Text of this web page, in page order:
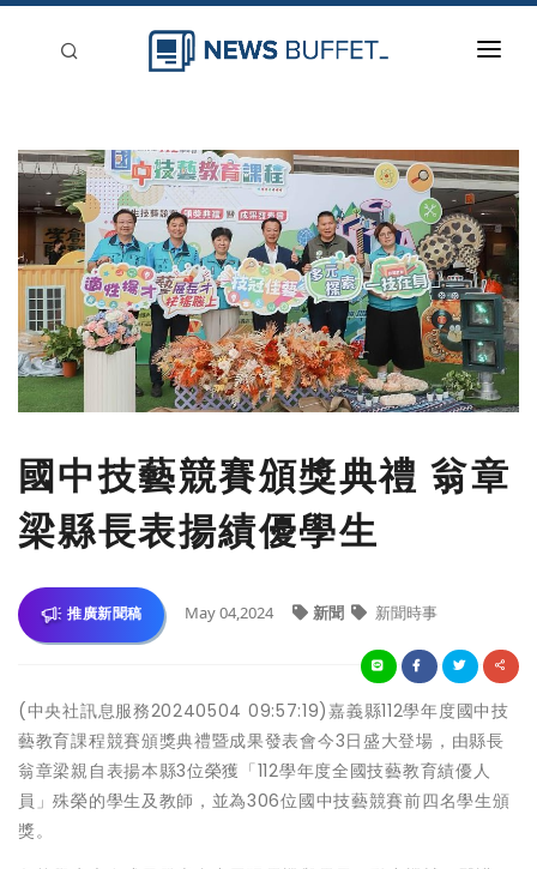
新聞稿分類
登入
刊登
國中技藝競賽頒獎典禮 翁章
梁縣長表揚績優學生
推廣新聞稿 May 04,2024 新聞 新聞時事
(中央社訊息服務20240504 09:57:19)嘉義縣112學年度國中技
藝教育課程競賽頒獎典禮暨成果發表會今3日盛大登場，由縣長
翁章梁親自表揚本縣3位榮獲「112學年度全國技藝教育績優人
員」殊榮的學生及教師，並為306位國中技藝競賽前四名學生頒
獎。